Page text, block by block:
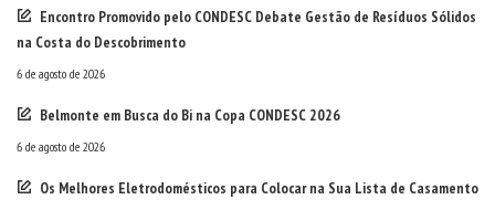
Encontro Promovido pelo CONDESC Debate Gestão de Resíduos Sólidos
na Costa do Descobrimento
6 de agosto de 2026
Belmonte em Busca do Bi na Copa CONDESC 2026
6 de agosto de 2026
Os Melhores Eletrodomésticos para Colocar na Sua Lista de Casamento